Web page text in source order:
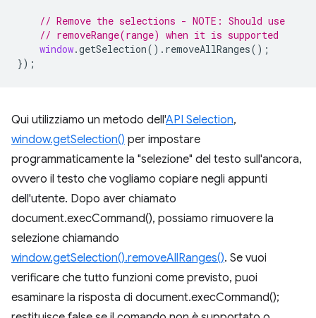
// Remove the selections - NOTE: Should use
// removeRange(range) when it is supported
window.getSelection(). removeAllRanges();
});
Qui utilizziamo un metodo dell'API Selection,
window.getSelection() per impostare
programmaticamente la "selezione" del testo sull'ancora,
ovvero il testo che vogliamo copiare negli appunti
dell'utente. Dopo aver chiamato
document.execCommand(), possiamo rimuovere la
selezione chiamando
window.getSelection().removeAllRanges(). Se vuoi
verificare che tutto funzioni come previsto, puoi
esaminare la risposta di document.execCommand();